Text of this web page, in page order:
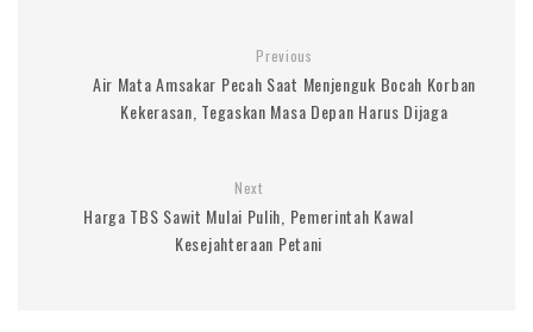
Previous
Air Mata Amsakar Pecah Saat Menjenguk Bocah Korban
Kekerasan, Tegaskan Masa Depan Harus Dijaga
Next
Harga TBS Sawit Mulai Pulih, Pemerintah Kawal
Kesejahteraan Petani